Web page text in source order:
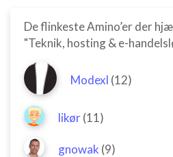
De flinkeste Amino’er der
"Teknik, hosting & e-
Modexl (12)
likør(11)
gnowak (9)